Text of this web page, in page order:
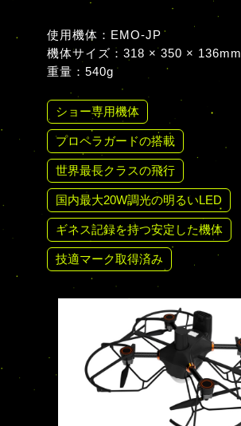
使用機体：EMO-JP
機体サイズ：318 × 350 × 136mm
重量：540g
ショー専用機体
プロペラガードの搭載
世界最長クラスの飛行
国内最大20W調光の明るいLED
ギネス記録を持つ安定した機体
技適マーク取得済み